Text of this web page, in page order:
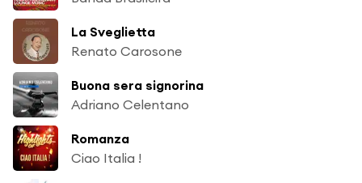
La Sveglietta
Renato Carosone
Buona sera signorina
Adriano Celentano
Romanza
Ciao Italia !